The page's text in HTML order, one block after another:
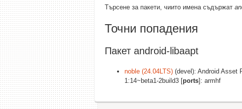
Търсене за пакети, чиито имена съдържат
Точни попадения
Пакет android-libaapt
noble (24.04LTS) (devel): Android Asset
1:14~beta1-2build3 [ports]: armhf